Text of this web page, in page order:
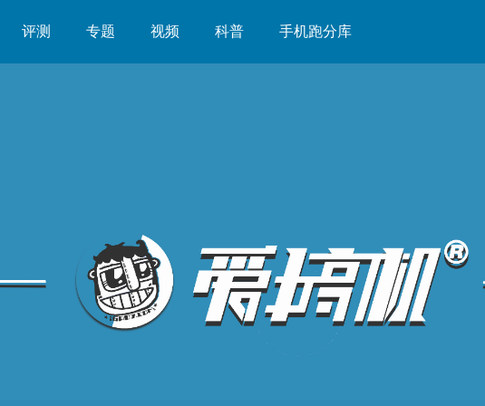
评测 专题 视频 科普 手机跑分库